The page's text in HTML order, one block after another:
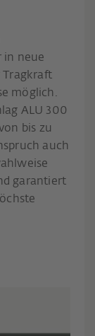
in neue
Tragkraft
möglich.
ALU 300
bis zu
auch
garantiert